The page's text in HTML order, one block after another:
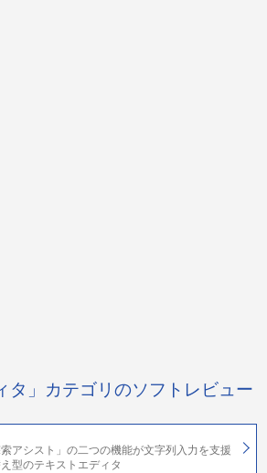
タ」カテゴリのソフトレビュー
索アシスト」の二つの機能が文字列入力を支援
型のテキストエディタ